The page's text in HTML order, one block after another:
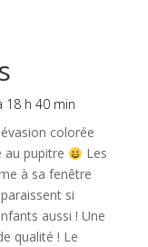
18 h 40 min
colorée
au pupitre
Les
à sa fenêtre
si
aussi ! Une
qualité ! Le